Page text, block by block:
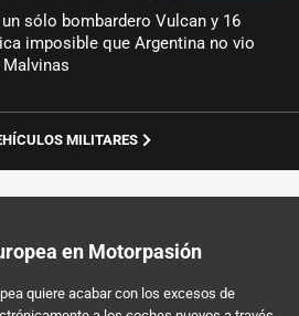
sólo bombardero Vulcan y 16
imposible que Argentina no vio
MILITARES
en Motorpasión
quiere acabar con los excesos de